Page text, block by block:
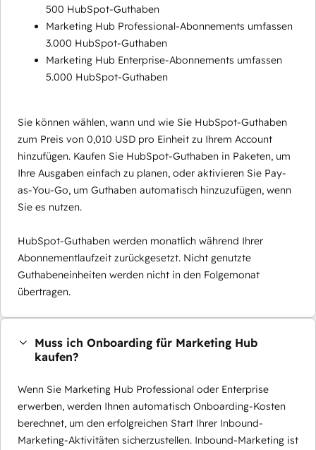
500 HubSpot-Guthaben
Marketing Hub Professional-Abonnements umfassen
3.000 HubSpot-Guthaben
Marketing Hub Enterprise-Abonnements umfassen
5.000 HubSpot-Guthaben
Sie können wählen, wann und wie Sie HubSpot-Guthaben
zum Preis von 0,010 USD pro Einheit zu Ihrem Account
hinzufügen. Kaufen Sie HubSpot-Guthaben in Paketen, um
Ihre Ausgaben einfach zu planen, oder aktivieren Sie Pay-
as-You-Go, um Guthaben automatisch hinzuzufügen, wenn
Sie es nutzen.
HubSpot-Guthaben werden monatlich während Ihrer
Abonnementlaufzeit zurückgesetzt. Nicht genutzte
Guthabeneinheiten werden nicht in den Folgemonat
übertragen.
Muss ich Onboarding für Marketing Hub
kaufen?
Wenn Sie Marketing Hub Professional oder Enterprise
erwerben, werden Ihnen automatisch Onboarding-Kosten
berechnet, um den erfolgreichen Start Ihrer Inbound-
Marketing-Aktivitäten sicherzustellen. Inbound-Marketing ist